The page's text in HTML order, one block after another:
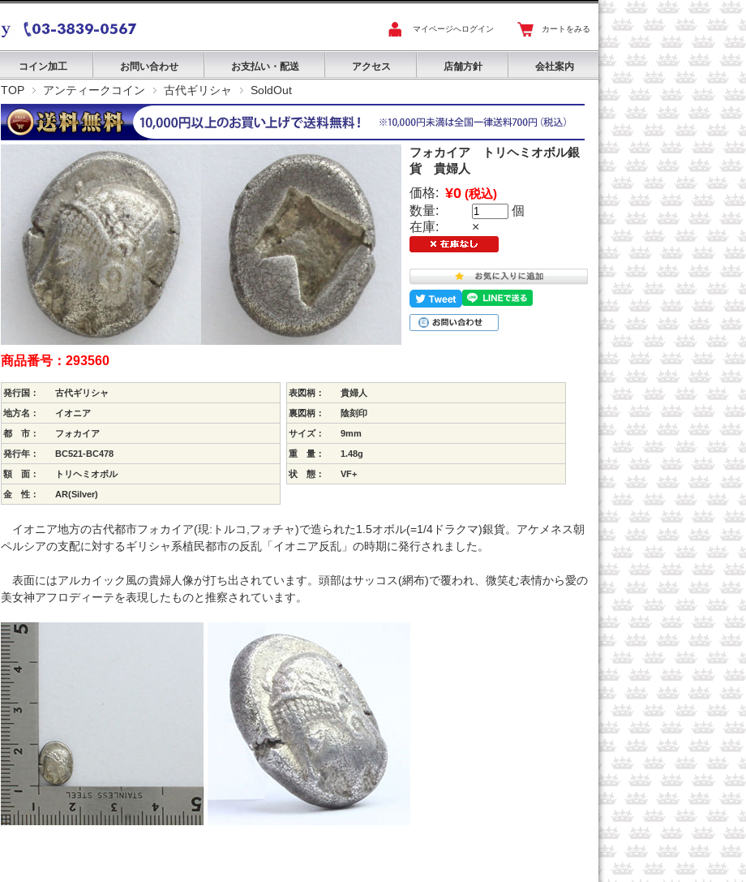
マイページへログイン カートをみる
コイン加工 お問い合わせ お支払い・配送 アクセス 店舗方針 会社案内
TOP アンティークコイン 古代ギリシャ SoldOut
フォカイア トリヘミオボル銀
貨 貴婦人
価格: ¥0 (税込)
数量:
個
在庫:
×
商品番号：293560
発行国： 古代ギリシャ
地方名： イオニア
都 市： フォカイア
発行年： BC521-BC478
額 面： トリヘミオボル
金 性： AR(Silver)
表図柄： 貴婦人
裏図柄： 陰刻印
サイズ： 9mm
重 量： 1.48g
状 態： VF+
イオニア地方の古代都市フォカイア(現:トルコ,フォチャ)で造られた1.5オボル(=1/4ドラクマ)銀貨。アケメネス朝
ペルシアの支配に対するギリシャ系植民都市の反乱「イオニア反乱」の時期に発行されました。
表面にはアルカイック風の貴婦人像が打ち出されています。頭部はサッコス(網布)で覆われ、微笑む表情から愛の
美女神アフロディーテを表現したものと推察されています。